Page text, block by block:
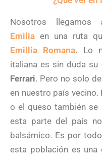
Nosotros
Emilia en una ruta
Emillia Romana. Lo
italiana es sin duda su
Ferrari. Pero no solo
en nuestro país
o el queso también se
esta parte del país
balsámico. Es por
esta población es